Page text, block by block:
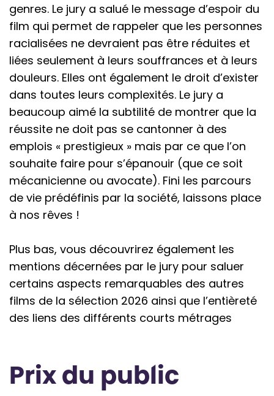
genres. Le jury a salué le message d’espoir du
film qui permet de rappeler que les personnes
racialisées ne devraient pas être réduites et
liées seulement à leurs souffrances et à leurs
douleurs. Elles ont également le droit d’exister
dans toutes leurs complexités. Le jury a
beaucoup aimé la subtilité de montrer que la
réussite ne doit pas se cantonner à des
emplois « prestigieux » mais par ce que l’on
souhaite faire pour s’épanouir (que ce soit
mécanicienne ou avocate). Fini les parcours
de vie prédéfinis par la société, laissons place
à nos rêves !
Plus bas, vous découvrirez également les
mentions décernées par le jury pour saluer
certains aspects remarquables des autres
films de la sélection 2026 ainsi que l’entièreté
des liens des différents courts métrages
Prix du public